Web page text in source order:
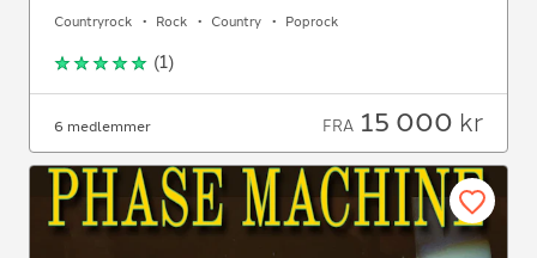
Countryrock Rock Country Poprock
(1)
6 medlemmer FRA 15 000 kr